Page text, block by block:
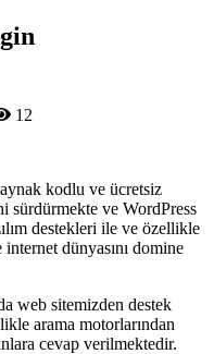
12
kodlu ve ücretsiz
sürdürmekte ve WordPress
destekleri ile ve özellikle
dünyasını domine
web sitemizden destek
arama motorlarından
cevap verilmektedir.